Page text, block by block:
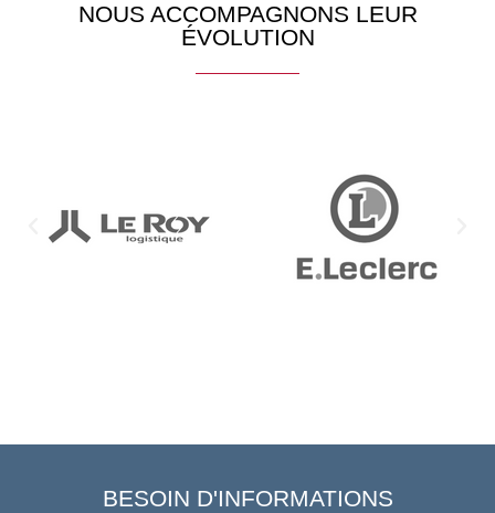
NOUS ACCOMPAGNONS LEUR
ÉVOLUTION
BESOIN D'INFORMATIONS